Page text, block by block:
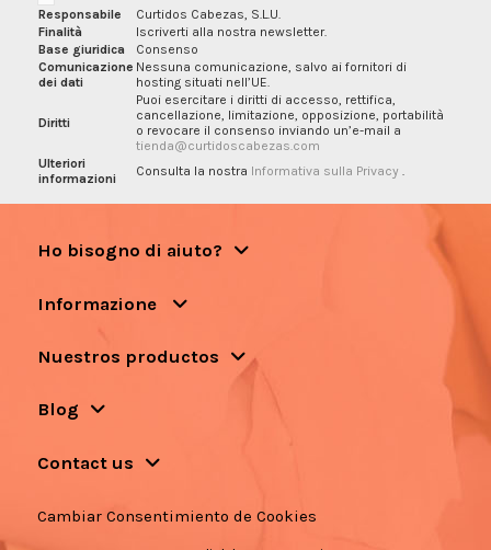
Responsabile
Curtidos Cabezas, S.L.U.
Finalità
Iscriverti alla nostra newsletter.
Base giuridica
Consenso
Comunicazione
dei dati
Nessuna comunicazione, salvo ai fornitori di
hosting situati nell’UE.
Diritti
Puoi esercitare i diritti di accesso, rettifica,
cancellazione, limitazione, opposizione, portabilità
o revocare il consenso inviando un’e-mail a
tienda@curtidoscabezas.com
Ulteriori
informazioni
Consulta la nostra Informativa sulla Privacy .
Ho bisogno di aiuto?
Informazione
Nuestros productos
Blog
Contact us
Cambiar Consentimiento de Cookies